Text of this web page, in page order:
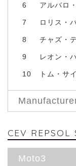
6 アルバロ
7 ロリス・
8 チャズ・
9 レオン・
10 トム・サ
CEV
Moto3